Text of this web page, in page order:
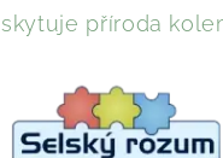
příroda